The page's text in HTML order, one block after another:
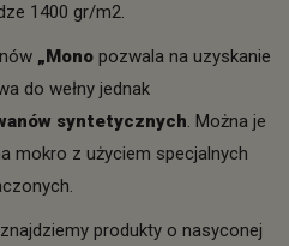
1400 gr/m2.
„Mono pozwala na uzyskanie
do wełny jednak
syntetycznych. Można je
mokro z użyciem specjalnych
znajdziemy produkty o nasyconej